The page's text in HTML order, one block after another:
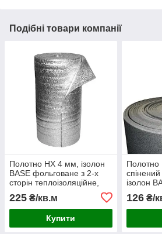
Подібні товари компанії
Полотно НХ 4 мм, ізолон
BASE фольговане з 2-х
сторін теплоізоляційне,
відбиваюча щільності 30кг/
м³ ширина 1м
225 ₴/кв.м
Купити
ізолон
кг/м³
126₴/